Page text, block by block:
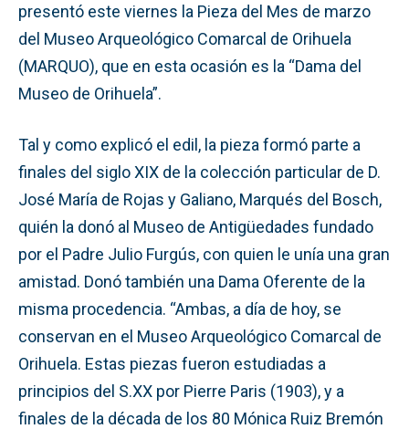
presentó este viernes la Pieza del Mes de marzo
del Museo Arqueológico Comarcal de Orihuela
(MARQUO), que en esta ocasión es la “Dama del
Museo de Orihuela”.
Tal y como explicó el edil, la pieza formó parte a
finales del siglo XIX de la colección particular de D.
José María de Rojas y Galiano, Marqués del Bosch,
quién la donó al Museo de Antigüedades fundado
por el Padre Julio Furgús, con quien le unía una gran
amistad. Donó también una Dama Oferente de la
misma procedencia. “Ambas, a día de hoy, se
conservan en el Museo Arqueológico Comarcal de
Orihuela. Estas piezas fueron estudiadas a
principios del S.XX por Pierre Paris (1903), y a
finales de la década de los 80 Mónica Ruiz Bremón